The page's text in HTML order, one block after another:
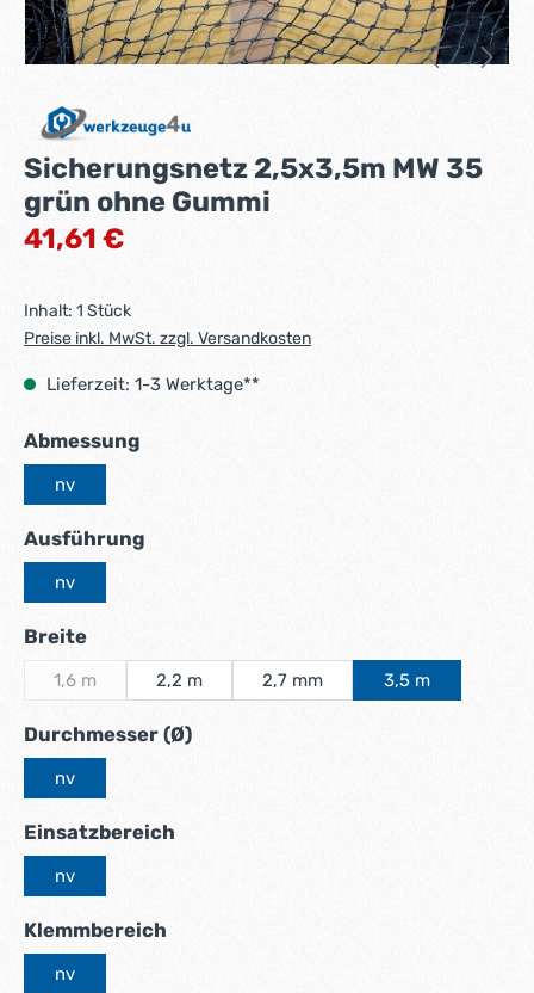
Sicherungsnetz 2,5x3,5m MW 35
grün ohne Gummi
Regulärer Preis:
41,61 €
Inhalt: 1 Stück
Preise inkl. MwSt. zzgl. Versandkosten
Lieferzeit: 1-3 Werktage**
Abmessung
nv
Ausführung
nv
Breiteauswählen
1,6 m
(Diese Option ist zurzeit nicht verfügbar.)
2,2 m 2,7 mm 3,5 m
Durchmesser (Ø)auswählen
nv
Einsatzbereich
nv
Klemmbereich
nv